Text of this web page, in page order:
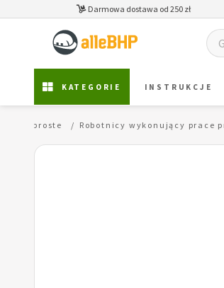
Darmowa dostawa od 250 zł
KATEGORIE INSTRUKCJE
proste Robotnicy wykonujący prace